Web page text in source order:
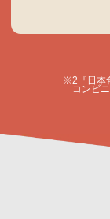
※2『日本
コンビニ